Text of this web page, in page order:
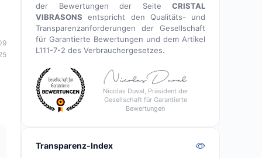
der Bewertungen der Seite CRISTAL
VIBRASONS entspricht den Qualitäts- und
Transparenzanforderungen der Gesellschaft
für Garantierte Bewertungen und dem Artikel
L111-7-2 des Verbrauchergesetzes.
Nicolas Duval, Präsident der
Gesellschaft für Garantierte
Bewertungen
Transparenz-Index